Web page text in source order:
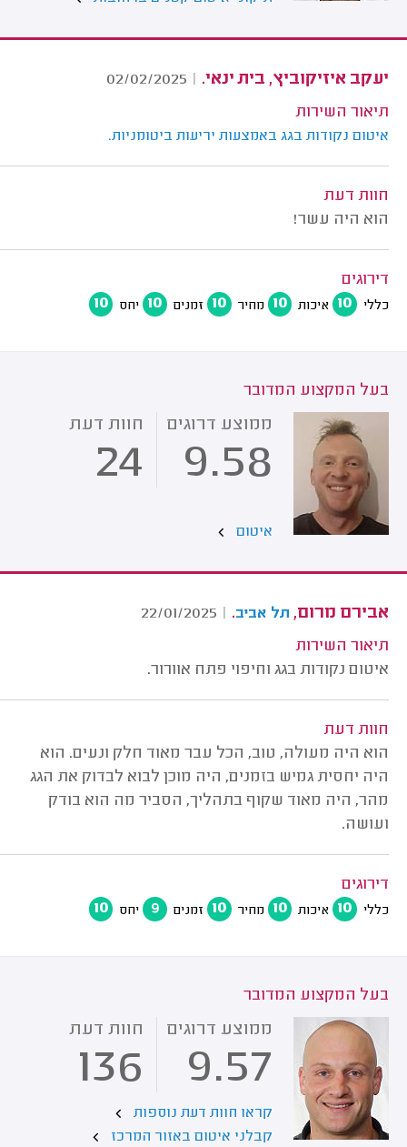
יעקב איזיקוביץ, בית ינאי. |
02/02/2025
תיאור השירות
איטום נקודות בגג באמצעות יריעות ביטומניות.
חוות דעת
הוא היה עשר!
דירוגים
כללי 10 איכות 10 מחיר 10 זמנים 10 יחס 10
בעל המקצוע המדובר
ממוצע דרוגים
9.58
חוות דעת
24
איטום
אבירם מרום, תל אביב.
|
22/01/2025
תיאור השירות
איטום נקודות בגג וחיפוי פתח אוורור.
חוות דעת
הוא היה מעולה, טוב, הכל עבר מאוד חלק ונעים. הוא
היה יחסית גמיש בזמנים, היה מוכן לבוא לבדוק את הגג
מהר, היה מאוד שקוף בתהליך, הסביר מה הוא בודק
ועושה.
דירוגים
כללי 10 איכות 10 מחיר 10 זמנים 9 יחס 10
בעל המקצוע המדובר
ממוצע דרוגים
9.57
חוות דעת
136
קראו חוות דעת נוספות
קבלני איטום באזור המרכז